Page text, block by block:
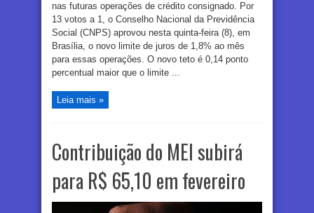
nas futuras operações de crédito consignado. Por
13 votos a 1, o Conselho Nacional da Previdência
Social (CNPS) aprovou nesta quinta-feira (8), em
Brasília, o novo limite de juros de 1,8% ao mês
para essas operações. O novo teto é 0,14 ponto
percentual maior que o limite ...
Leia mais »
Contribuição do MEI subirá
para R$ 65,10 em fevereiro